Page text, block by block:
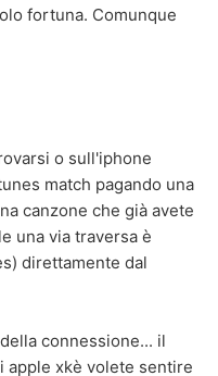
fortuna. Comunque
o sull'iphone
match pagando una
canzone che già avete
una via traversa è
direttamente dal
connessione... il
apple xkè volete sentire